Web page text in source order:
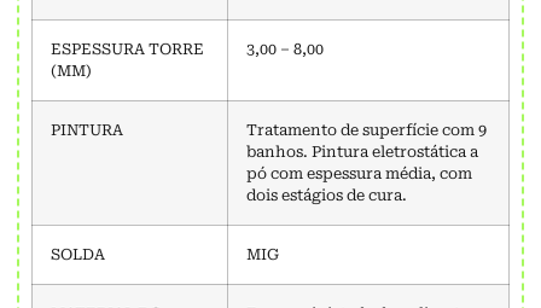
ESPESSURA TORRE
(MM)
3,00 – 8,00
PINTURA
Tratamento de superfície com 9
banhos. Pintura eletrostática a
pó com espessura média, com
dois estágios de cura.
SOLDA MIG